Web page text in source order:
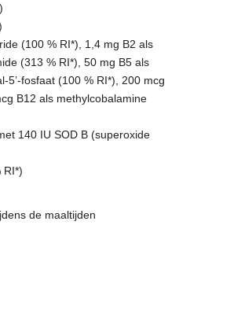
)
(100 % RI*), 1,4 mg B2 als
(313 % RI*), 50 mg B5 als
5’-fosfaat (100 % RI*), 200 mcg
B12 als methylcobalamine
140 IU SOD B (superoxide
RI*)
de maaltijden